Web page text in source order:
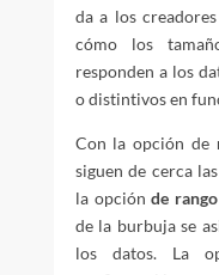
da a los
cómo los
responden a los
o distintivos en
Con la opción de
siguen de cerca
la opciónde
de la burbuja se
los datos. La